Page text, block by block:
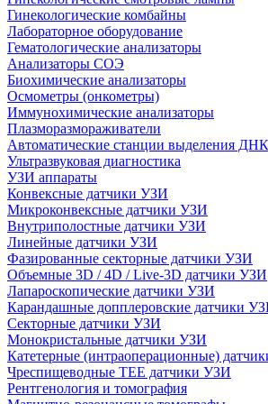
Гинекологические комбайны
Лабораторное оборудование
Гематологические анализаторы
Анализаторы СОЭ
Биохимические анализаторы
Осмометры (онкометры)
Иммунохимические анализаторы
Плазморазмораживатели
Автоматические станции выделения
Ультразвуковая диагностика
УЗИ аппараты
Конвексные датчики УЗИ
Микроконвексные датчики УЗИ
Внутриполостные датчики УЗИ
Линейные датчики УЗИ
Фазированные секторные датчики УЗИ
Объемные 3D / 4D / Live-3D датчики УЗИ
Лапароскопические датчики УЗИ
Карандашные допплеровские датчики
Секторные датчики УЗИ
Монокристальные датчики УЗИ
Катетерные (интраоперационные)
Чреспищеводные TEE датчики УЗИ
Рентгенология и томография